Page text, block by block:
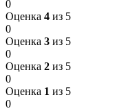
0
Оценка 4 из 5
0
Оценка 3 из 5
0
Оценка 2 из 5
0
Оценка 1 из 5
0